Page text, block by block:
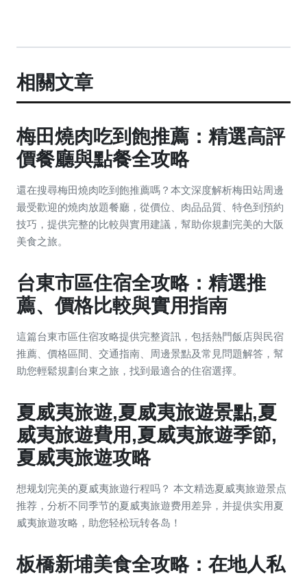
相關文章
梅田燒肉吃到飽推薦：精選高評
價餐廳與點餐全攻略
還在搜尋梅田燒肉吃到飽推薦嗎？本文深度解析梅田站周邊
最受歡迎的燒肉放題餐廳，從價位、肉品品質、特色到預約
技巧，提供完整的比較與實用建議，幫助你規劃完美的大阪
美食之旅。
台東市區住宿全攻略：精選推
薦、價格比較與實用指南
這篇台東市區住宿攻略提供完整資訊，包括熱門飯店與民宿
推薦、價格區間、交通指南、周邊景點及常見問題解答，幫
助您輕鬆規劃台東之旅，找到最適合的住宿選擇。
夏威夷旅遊,夏威夷旅遊景點,夏
威夷旅遊費用,夏威夷旅遊季節,
夏威夷旅遊攻略
想规划完美的夏威夷旅遊行程吗？ 本文精选夏威夷旅遊景点
推荐，分析不同季节的夏威夷旅遊费用差异，并提供实用夏
威夷旅遊攻略，助您轻松玩转各岛！
板橋新埔美食全攻略：在地人私